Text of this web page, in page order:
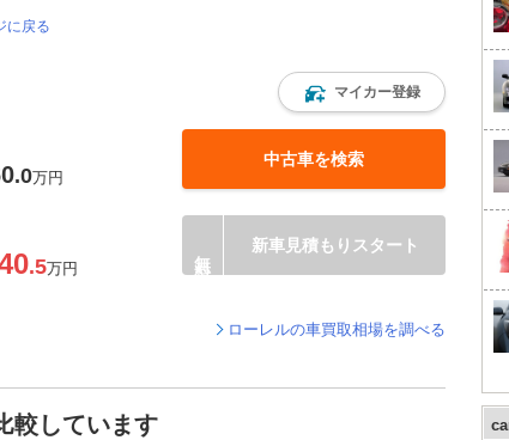
に戻る
マイカー登録
.0万円
中古車を検索
.5万円
新車見積もりスタート
ローレルの車買取相場を調べる
較しています